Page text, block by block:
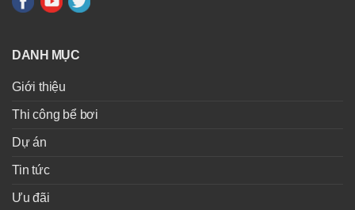
DANH MỤC
Giới thiệu
Thi công bể bơi
Dự án
Tin tức
Ưu đãi